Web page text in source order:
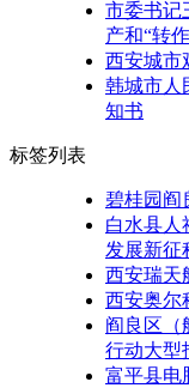
市委书记
产和“转
西安城市
韩城市人
知书
标签列表
碧桂园阎
白水县人
发展新征
西安瑞天
西安奥尔
阎良区（
行动大型
富平县电